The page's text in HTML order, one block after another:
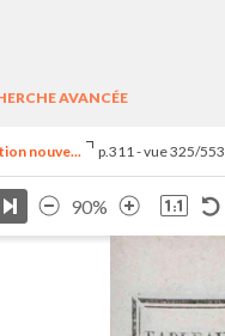
AVANCÉE
nouve... p.311 - vue 325/553
90%